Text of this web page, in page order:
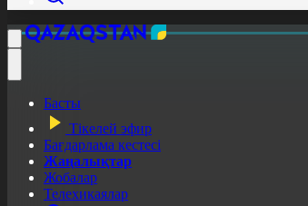
Басты
Тікелей эфир
Бағдарлама кестесі
Жаңалықтар
Жобалар
Телехикаялар